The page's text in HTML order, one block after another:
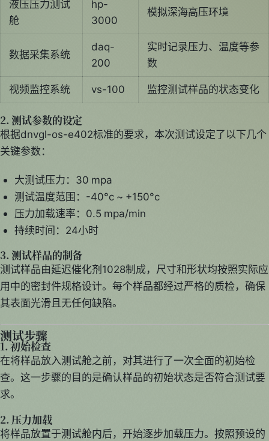
液压压力测试
舱
hp-
3000
模拟深海高压环境
数据采集系统
daq-
200
实时记录压力、温度等参
数
视频监控系统
vs-100 监控测试样品的状态变化
2. 测试参数的设定
根据dnvgl-os-e402标准的要求，本次测试设定了以下几个
关键参数：
大测试压力：30 mpa
测试温度范围：-40°c ~ +150°c
压力加载速率：0.5 mpa/min
持续时间：24小时
3. 测试样品的制备
测试样品由延迟催化剂1028制成，尺寸和形状均按照实际应
用中的密封件规格设计。每个样品都经过严格的质检，确保
其表面光滑且无任何缺陷。
测试步骤
1. 初始检查
在将样品放入测试舱之前，对其进行了一次全面的初始检
查。这一步骤的目的是确认样品的初始状态是否符合测试要
求。
2. 压力加载
将样品放置于测试舱内后，开始逐步加载压力。按照预设的